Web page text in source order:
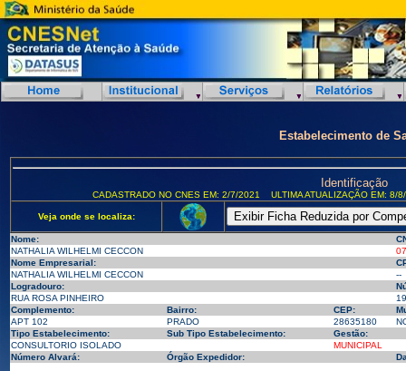
Estabelecimento de
Identificação
CADASTRADO NO CNES EM: 2/7/2021 ULTIMA ATUALIZAÇÃO EM:
Veja onde se localiza:
Nome:
NATHALIA WILHELMI CECCON
Nome Empresarial:
NATHALIA WILHELMI CECCON
--
Logradouro:
RUA ROSA PINHEIRO
Complemento:
Bairro: CEP:
APT 102
PRADO 28635180
Tipo Estabelecimento:
Sub Tipo Estabelecimento:
Gestão:
CONSULTORIO ISOLADO
MUNICIPAL
Número Alvará:
Órgão Expedidor: